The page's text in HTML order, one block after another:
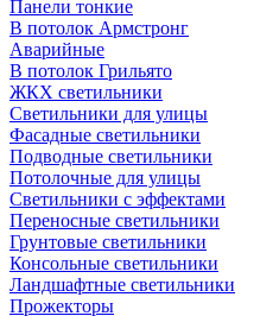
Панели тонкие
В потолок Армстронг
Аварийные
В потолок Грильято
ЖКХ светильники
Светильники для улицы
Фасадные светильники
Подводные светильники
Потолочные для улицы
Светильники с эффектами
Переносные светильники
Грунтовые светильники
Консольные светильники
Ландшафтные светильники
Прожекторы